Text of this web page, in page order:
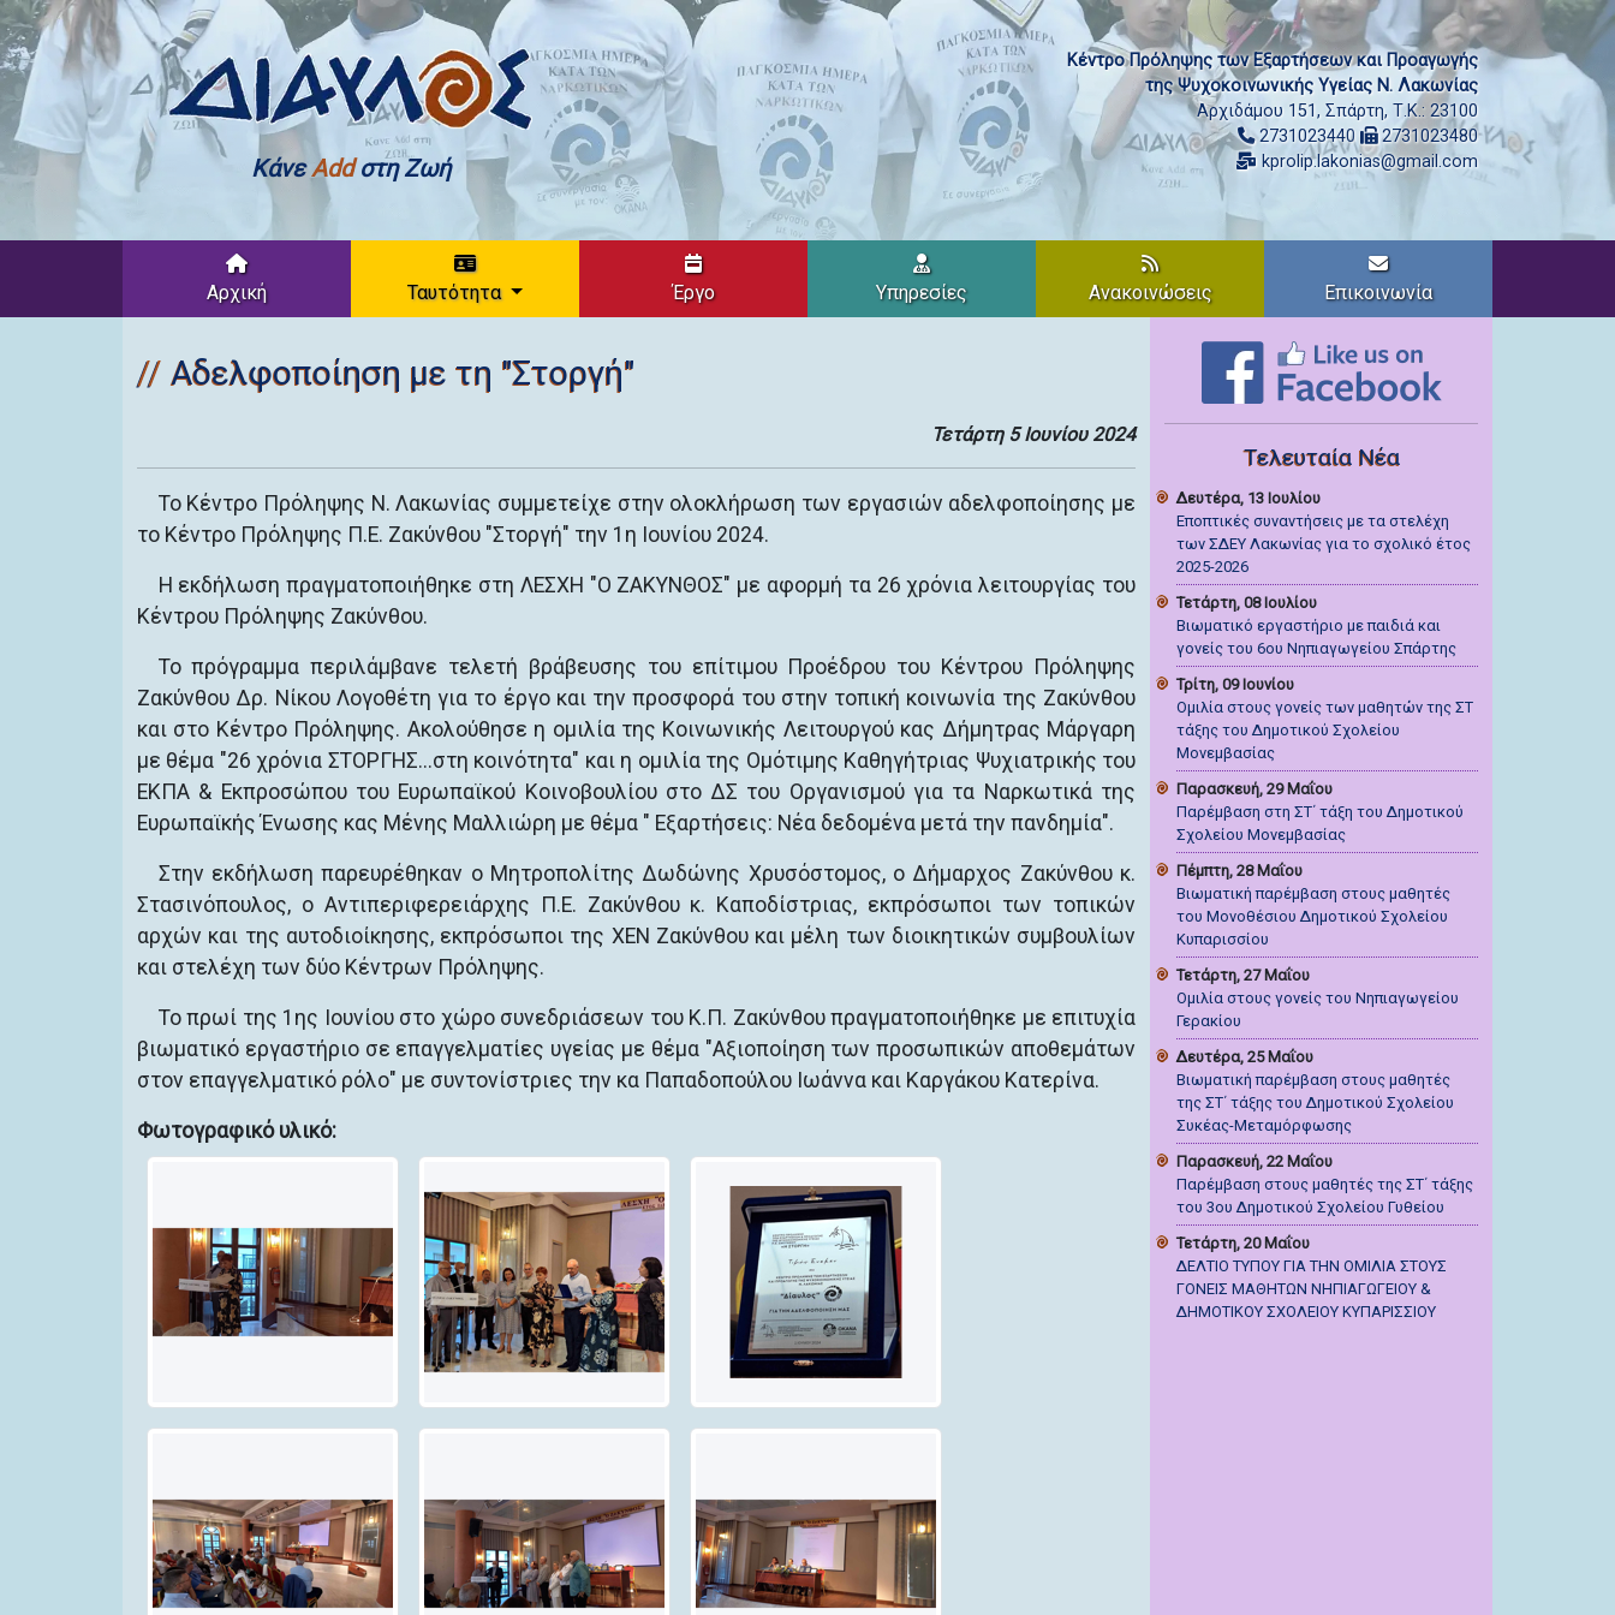
ΚάνεAddστη Ζωή
Κέντρο Πρόληψης των Εξαρτήσεων και Προαγωγής
της Ψυχοκοινωνικής Υγείας Ν. Λακωνίας
Αρχιδάμου 151, Σπάρτη, Τ.Κ.: 23100
2731023440
2731023480
kprolip.lakonias@gmail.com
Αρχική Ταυτότητα Έργο Υπηρεσίες Ανακοινώσεις Επικοινωνία
Αδελφοποίηση με τη "Στοργή"
Τετάρτη 5 Ιουνίου 2024
Το Κέντρο Πρόληψης Ν. Λακωνίας συμμετείχε στην ολοκλήρωση των εργασιών αδελφοποίησης με
το Κέντρο Πρόληψης Π.Ε. Ζακύνθου "Στοργή" την 1η Ιουνίου 2024.
Η εκδήλωση πραγματοποιήθηκε στη ΛΕΣΧΗ "Ο ΖΑΚΥΝΘΟΣ" με αφορμή τα 26 χρόνια λειτουργίας του
Κέντρου Πρόληψης Ζακύνθου.
Το πρόγραμμα περιλάμβανε τελετή βράβευσης του επίτιμου Προέδρου του Κέντρου Πρόληψης
Ζακύνθου Δρ. Νίκου Λογοθέτη για το έργο και την προσφορά του στην τοπική κοινωνία της Ζακύνθου
και στο Κέντρο Πρόληψης. Ακολούθησε η ομιλία της Κοινωνικής Λειτουργού κας Δήμητρας Μάργαρη
με θέμα "26 χρόνια ΣΤΟΡΓΗΣ...στη κοινότητα" και η ομιλία της Ομότιμης Καθηγήτριας Ψυχιατρικής του
ΕΚΠΑ & Εκπροσώπου του Ευρωπαϊκού Κοινοβουλίου στο ΔΣ του Οργανισμού για τα Ναρκωτικά της
Ευρωπαϊκής Ένωσης κας Μένης Μαλλιώρη με θέμα " Εξαρτήσεις: Νέα δεδομένα μετά την πανδημία".
Στην εκδήλωση παρευρέθηκαν ο Μητροπολίτης Δωδώνης Χρυσόστομος, ο Δήμαρχος Ζακύνθου κ.
Στασινόπουλος, ο Αντιπεριφερειάρχης Π.Ε. Ζακύνθου κ. Καποδίστριας, εκπρόσωποι των τοπικών
αρχών και της αυτοδιοίκησης, εκπρόσωποι της ΧΕΝ Ζακύνθου και μέλη των διοικητικών συμβουλίων
και στελέχη των δύο Κέντρων Πρόληψης.
Το πρωί της 1ης Ιουνίου στο χώρο συνεδριάσεων του Κ.Π. Ζακύνθου πραγματοποιήθηκε με επιτυχία
βιωματικό εργαστήριο σε επαγγελματίες υγείας με θέμα "Αξιοποίηση των προσωπικών αποθεμάτων
στον επαγγελματικό ρόλο" με συντονίστριες την κα Παπαδοπούλου Ιωάννα και Καργάκου Κατερίνα.
Φωτογραφικό υλικό:
Τελευταία Νέα
Δευτέρα, 13 Ιουλίου
Εποπτικές συναντήσεις με τα στελέχη
των ΣΔΕΥ Λακωνίας για το σχολικό έτος
2025-2026
Τετάρτη, 08 Ιουλίου
Βιωματικό εργαστήριο με παιδιά και
γονείς του 6ου Νηπιαγωγείου Σπάρτης
Τρίτη, 09 Ιουνίου
Ομιλία στους γονείς των μαθητών της ΣΤ
τάξης του Δημοτικού Σχολείου
Μονεμβασίας
Παρασκευή, 29 Μαΐου
Παρέμβαση στη ΣΤ΄ τάξη του Δημοτικού
Σχολείου Μονεμβασίας
Πέμπτη, 28 Μαΐου
Βιωματική παρέμβαση στους μαθητές
του Μονοθέσιου Δημοτικού Σχολείου
Κυπαρισσίου
Τετάρτη, 27 Μαΐου
Ομιλία στους γονείς του Νηπιαγωγείου
Γερακίου
Δευτέρα, 25 Μαΐου
Βιωματική παρέμβαση στους μαθητές
της ΣΤ΄ τάξης του Δημοτικού Σχολείου
Συκέας-Μεταμόρφωσης
Παρασκευή, 22 Μαΐου
Παρέμβαση στους μαθητές της ΣΤ΄ τάξης
του 3ου Δημοτικού Σχολείου Γυθείου
Τετάρτη, 20 Μαΐου
ΔΕΛΤΙΟ ΤΥΠΟΥ ΓΙΑ ΤΗΝ ΟΜΙΛΙΑ ΣΤΟΥΣ
ΓΟΝΕΙΣ ΜΑΘΗΤΩΝ ΝΗΠΙΑΓΩΓΕΙΟΥ &
ΔΗΜΟΤΙΚΟΥ ΣΧΟΛΕΙΟΥ ΚΥΠΑΡΙΣΣΙΟΥ